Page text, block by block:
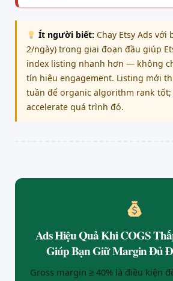
Ít người biết: Chạy Etsy Ads với
2/ngày) trong giai đoạn đầu giúp
index listing nhanh hơn — không
tín hiệu engagement. Listing mới
tuần để organic algorithm rank tốt;
accelerate quá trình đó.
Ads Hiệu Quả Khi COGS
Giúp Bạn Giữ Margin Đủ
Gross margin ≥ 40% là điều kiện